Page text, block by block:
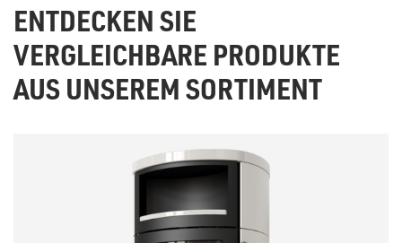
ENTDECKEN SIE
VERGLEICHBARE PRODUKTE
AUS UNSEREM SORTIMENT